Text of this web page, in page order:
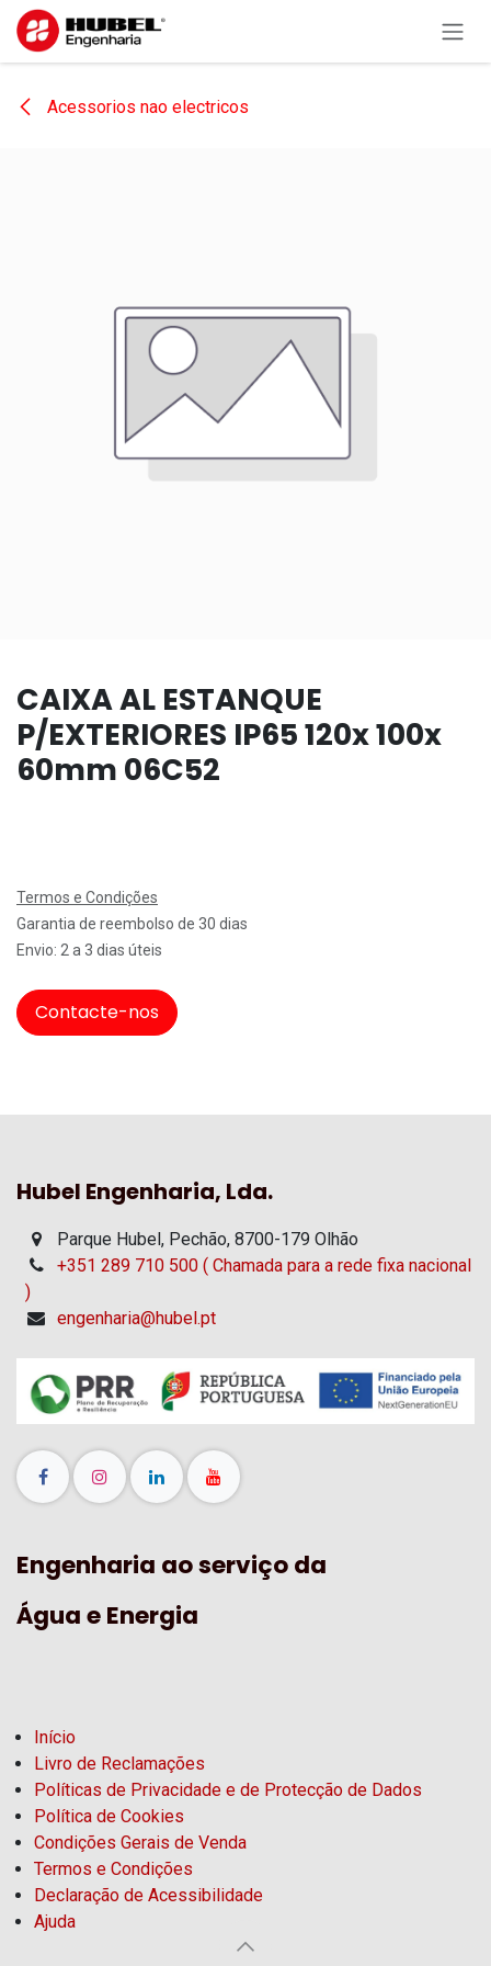
Pular para o conteúdo
Acessorios nao electricos
CAIXA AL ESTANQUE
P/EXTERIORES IP65 120x 100x
60mm 06C52
Termos e Condições
Garantia de reembolso de 30 dias
Envio: 2 a 3 dias úteis
Contacte-nos
Hubel Engenharia, Lda.
Parque Hubel, Pechão, 8700-179 Olhão
+351 289 710 500 ( Chamada para a rede fixa nacional
)
engenharia@hubel.pt
Engenharia ao serviço da
Água e Energia
Início
Livro de Reclamações
Políticas de Privacidade e de Protecção de Dados
Política de Cookies
Condições Gerais de Venda
Termos e Condições
Declaração de Acessibilidade
Ajuda